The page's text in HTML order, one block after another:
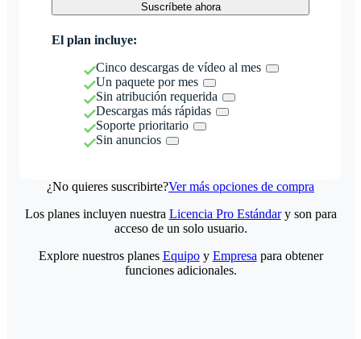
Suscríbete ahora
El plan incluye:
Cinco descargas de vídeo al mes
Un paquete por mes
Sin atribución requerida
Descargas más rápidas
Soporte prioritario
Sin anuncios
¿No quieres suscribirte?Ver más opciones de compra
Los planes incluyen nuestra Licencia Pro Estándary son para
acceso de un solo usuario.
Explore nuestros planes Equipoy Empresa para obtener
funciones adicionales.